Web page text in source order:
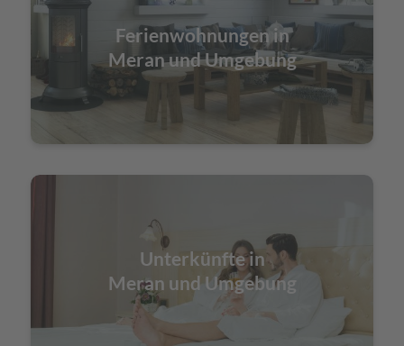
Ferienwohnungen in
Meran und Umgebung
Unterkünfte in
Meran und Umgebung